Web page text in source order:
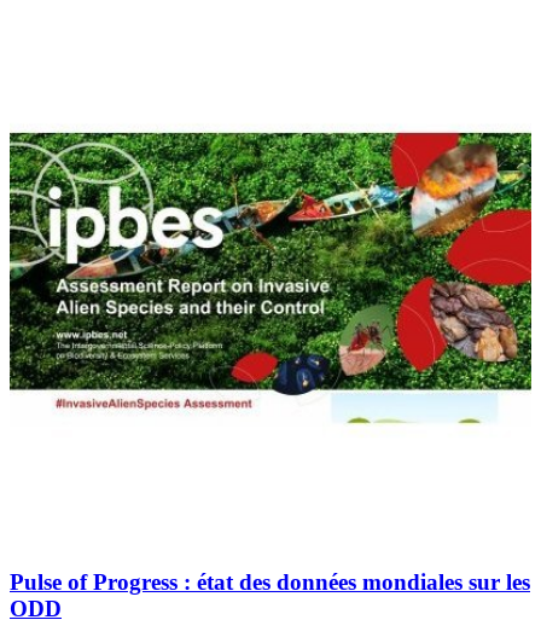
Pulse of Progress : état des données mondiales sur les
ODD